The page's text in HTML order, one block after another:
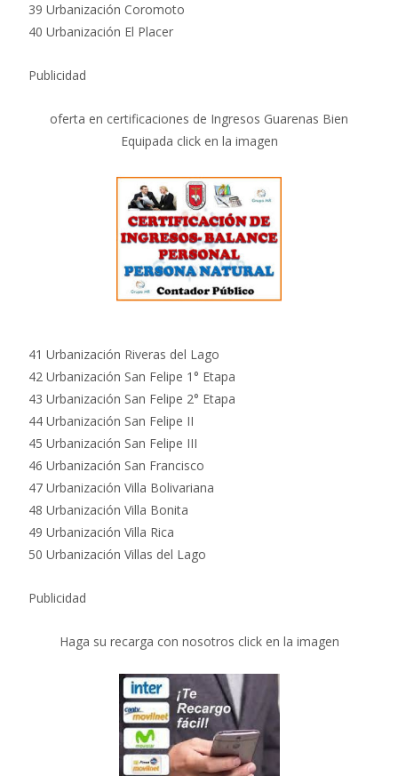
39 Urbanización Coromoto
40 Urbanización El Placer
Publicidad
oferta en certificaciones de Ingresos Guarenas Bien
Equipada click en la imagen
41 Urbanización Riveras del Lago
42 Urbanización San Felipe 1° Etapa
43 Urbanización San Felipe 2° Etapa
44 Urbanización San Felipe II
45 Urbanización San Felipe III
46 Urbanización San Francisco
47 Urbanización Villa Bolivariana
48 Urbanización Villa Bonita
49 Urbanización Villa Rica
50 Urbanización Villas del Lago
Publicidad
Haga su recarga con nosotros click en la imagen